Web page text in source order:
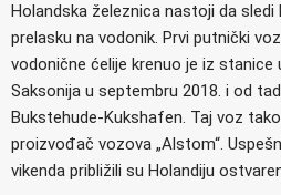
Holandska železnica nastoji da
prelasku na vodonik. Prvi putnički
vodonične ćelije krenuo je iz stanice
Saksonija u septembru 2018. i od
Bukstehude-Kukshafen. Taj voz
proizvođač vozova „Alstom“.
vikenda približili su Holandiju